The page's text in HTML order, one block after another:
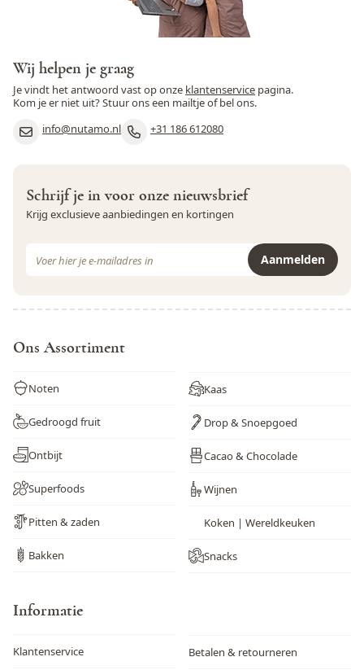
Wij helpen je graag
Je vindt het antwoord vast op onze klantenservice pagina.
Kom je er niet uit? Stuur ons een mailtje of bel ons.
info@nutamo.nl
+31 186 612080
Schrijf je in voor onze nieuwsbrief
Krijg exclusieve aanbiedingen en kortingen
Aanmelden
Ons Assortiment
Noten
Gedroogd fruit
Ontbijt
Superfoods
Pitten & zaden
Bakken
Kaas
Drop & Snoepgoed
Cacao & Chocolade
Wijnen
Koken | Wereldkeuken
Snacks
Informatie
Klantenservice Betalen & retourneren